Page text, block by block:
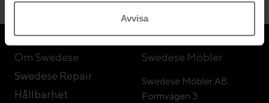
Avvisa
Om Swedese
Swedese Repair
Hållbarhet
Swedese Möbler
Swedese Möbler AB
Formvägen 3